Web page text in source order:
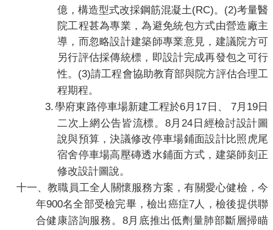
億，構造型式改採鋼筋混凝土(RC)。 (2)考量醫
院工程甚為專業，為避免統包方式由營造廠主
導，而忽略設計建築師專業意見，建議院方可
另行評估採傳統標，即設計完成再發包之可行
性。 (3)請工程會協助教育部與院方評估合理工
程期程。
3.學府東路停車場新建工程於6月 17 日、 7月 19日
二次上網公告皆流標。 8月24 日經檢討設計圖
說與預算，決議修改停車場鋪面設計比照虎尾
宿舍停車場高壓磚透水鋪面方式，建築師刻正
修改設計圖說。
十一、教職員工全人關懷服務方案，有關愛心健檢，今
年900名全部受檢完畢，檢出癌症7人，檢後提供聯
合健康諮詢服務。 8月底推出低劑量肺部斷層掃瞄